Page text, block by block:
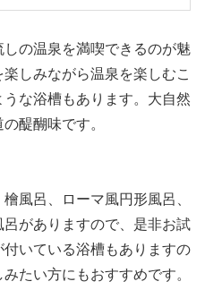
の温泉を満喫できるのが魅
しみながら温泉を楽しむこ
な浴槽もあります。大自然
醍醐味です。
風呂、ローマ風円形風呂、
がありますので、是非お試
いている浴槽もありますの
たい方にもおすすめです。